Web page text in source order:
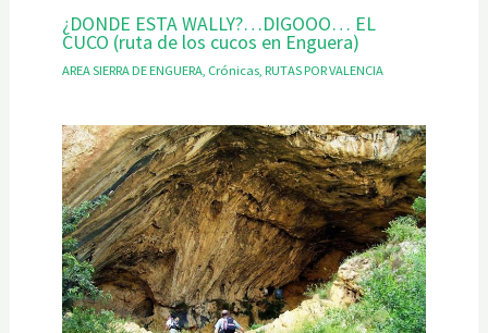
¿DONDE ESTA WALLY?…DIGOOO… EL
CUCO (ruta de los cucos en Enguera)
AREA SIERRA DE ENGUERA, Crónicas, RUTAS POR VALENCIA